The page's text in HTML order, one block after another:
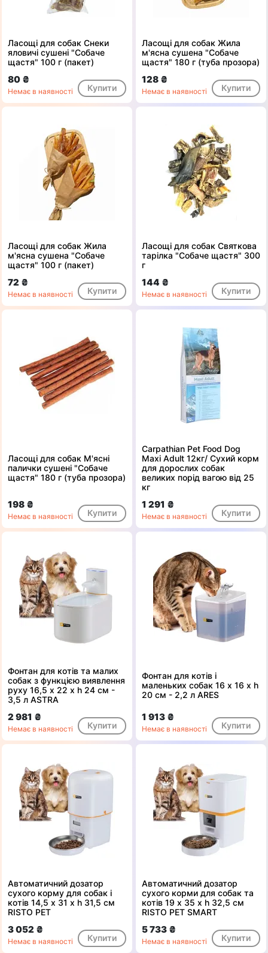
Ласощі для собак Снеки
яловичі сушені "Собаче
щастя" 100 г (пакет)
80 ₴
Немає в наявності Купити
Ласощі для собак Жила
м'ясна сушена "Собаче
щастя" 180 г (туба прозора)
128 ₴
Немає в наявності Купити
Ласощі для собак Жила
м'ясна сушена "Собаче
щастя" 100 г (пакет)
72 ₴
Немає в наявності Купити
Ласощі для собак Святкова
тарілка "Собаче щастя" 300
г
144 ₴
Немає в наявності Купити
Ласощі для собак М'ясні
палички сушені "Собаче
щастя" 180 г (туба прозора)
198 ₴
Немає в наявності Купити
Carpathian Pet Food Dog
Maxi Adult 12кг/ Сухий корм
для дорослих собак
великих порід вагою від 25
кг
1 291 ₴
Немає в наявності Купити
Фонтан для котів та малих
собак з функцією виявлення
руху 16,5 x 22 x h 24 см -
3,5 л ASTRA
2 981 ₴
Немає в наявності Купити
Фонтан для котів і
маленьких собак 16 x 16 x h
20 см - 2,2 л ARES
1 913 ₴
Немає в наявності Купити
Автоматичний дозатор
сухого корму для собак і
котів 14,5 x 31 x h 31,5 см
RISTO PET
3 052 ₴
Немає в наявності Купити
Автоматичний дозатор
сухого корми для собак та
котів 19 x 35 x h 32,5 см
RISTO PET SMART
5 733 ₴
Немає в наявності Купити